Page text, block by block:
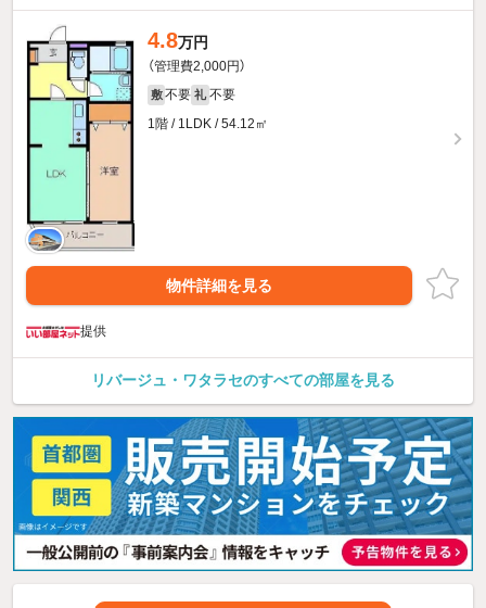
4.8万円
（管理費2,000円）
敷 不要 礼 不要
1階 / 1LDK / 54.12㎡
物件詳細を見る
提供
リバージュ・ワタラセのすべての部屋を見る